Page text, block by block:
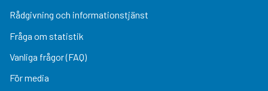
Rådgivning och informationstjänst
Fråga om statistik
Vanliga frågor (FAQ)
För media